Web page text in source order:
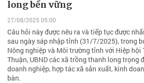
long bền vững
27/08/2025 05:00
Câu hỏi này được nêu ra và tiếp tục được
sau ngày sáp nhập tỉnh (31/7/2025), trong
Nông nghiệp và Môi trường tỉnh với Hiệp hội
Thuận, UBND các xã trồng thanh long trọng
doanh nghiệp, hợp tác xã sản xuất, kinh
bàn.